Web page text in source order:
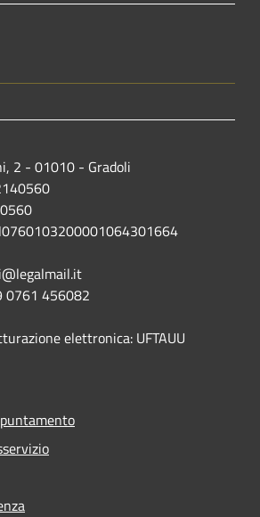
2 - 01010 - Gradoli
0761 456082
elettronica: UFTAUU